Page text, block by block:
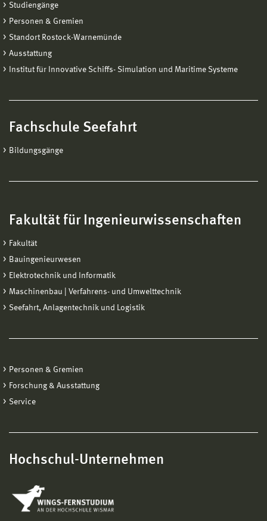
Studiengänge
Personen & Gremien
Standort Rostock-Warnemünde
Ausstattung
Institut für Innovative Schiffs- Simulation und Maritime Systeme
Fachschule Seefahrt
Bildungsgänge
Fakultät für Ingenieurwissenschaften
Fakultät
Bauingenieurwesen
Elektrotechnik und Informatik
Maschinenbau | Verfahrens- und Umwelttechnik
Seefahrt, Anlagentechnik und Logistik
Personen & Gremien
Forschung & Ausstattung
Service
Hochschul-Unternehmen